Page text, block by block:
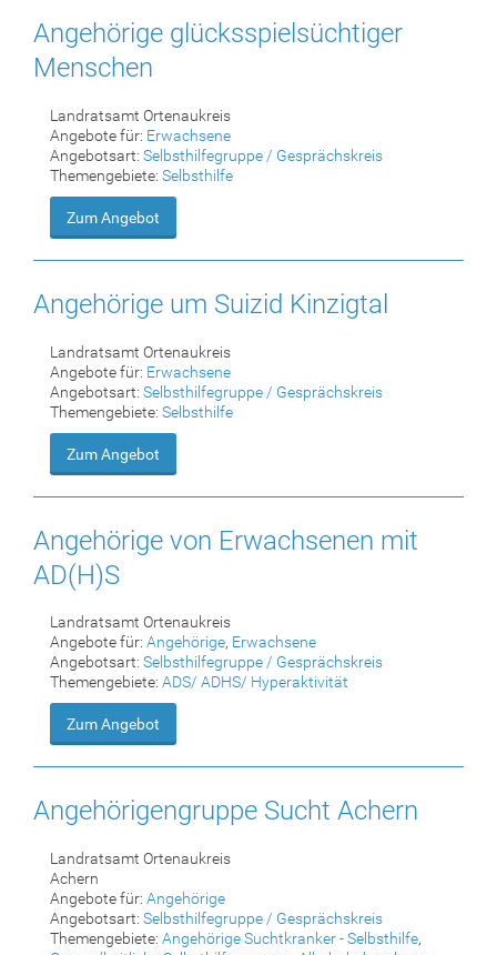
Angehörige glücksspielsüchtiger
Menschen
Landratsamt Ortenaukreis
Angebote für: Erwachsene
Angebotsart: Selbsthilfegruppe / Gesprächskreis
Themengebiete: Selbsthilfe
Zum Angebot
Angehörige um Suizid Kinzigtal
Landratsamt Ortenaukreis
Angebote für: Erwachsene
Angebotsart: Selbsthilfegruppe / Gesprächskreis
Themengebiete: Selbsthilfe
Zum Angebot
Angehörige von Erwachsenen mit
AD(H)S
Landratsamt Ortenaukreis
Angebote für: Angehörige, Erwachsene
Angebotsart: Selbsthilfegruppe / Gesprächskreis
Themengebiete: ADS/ ADHS/ Hyperaktivität
Zum Angebot
Angehörigengruppe Sucht Achern
Landratsamt Ortenaukreis
Achern
Angebote für: Angehörige
Angebotsart: Selbsthilfegruppe / Gesprächskreis
Themengebiete: Angehörige Suchtkranker - Selbsthilfe,